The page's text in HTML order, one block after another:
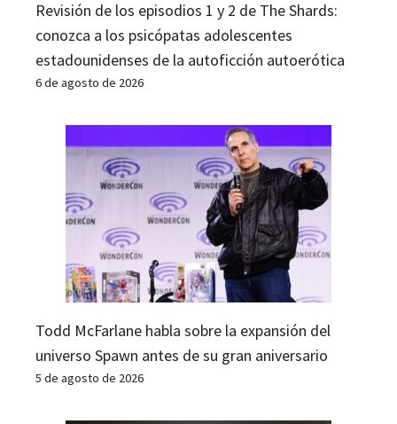
Revisión de los episodios 1 y 2 de The Shards:
conozca a los psicópatas adolescentes
estadounidenses de la autoficción autoerótica
6 de agosto de 2026
Todd McFarlane habla sobre la expansión del
universo Spawn antes de su gran aniversario
5 de agosto de 2026